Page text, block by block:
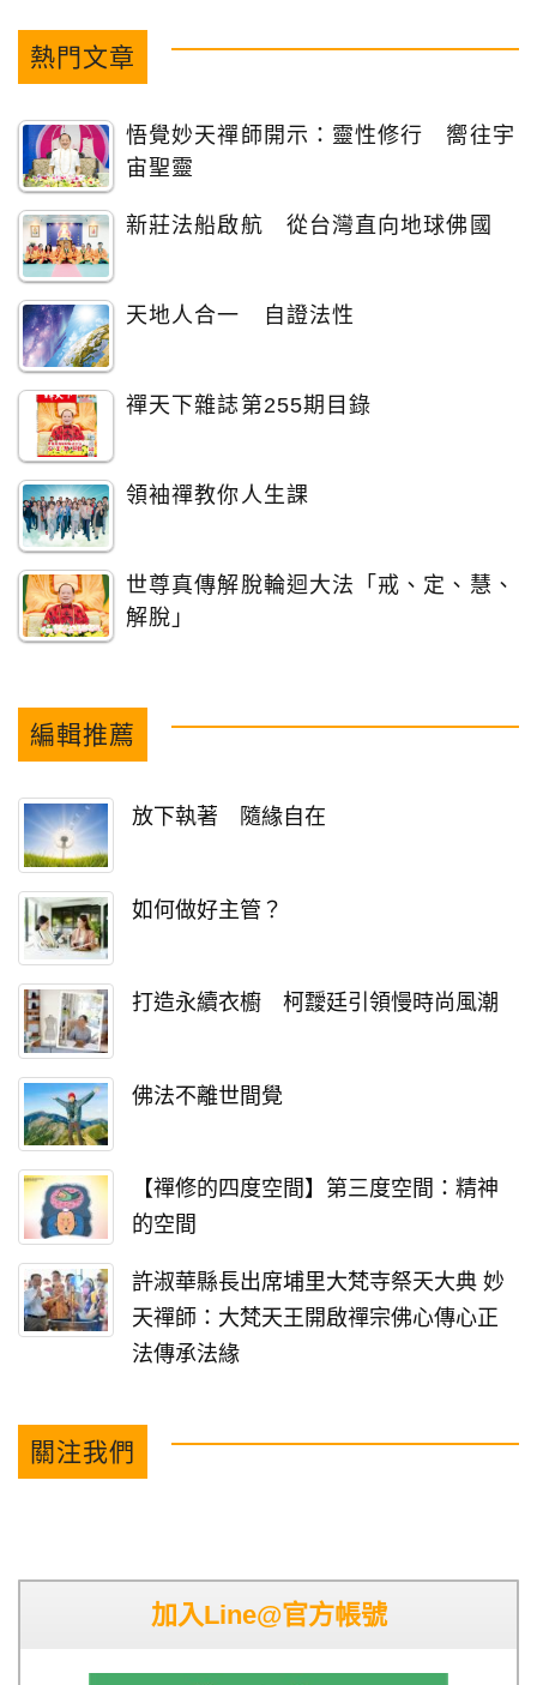
熱門文章
悟覺妙天禪師開示：靈性修行 嚮往宇
宙聖靈
新莊法船啟航 從台灣直向地球佛國
天地人合一 自證法性
禪天下雜誌第255期目錄
領袖禪教你人生課
世尊真傳解脫輪迴大法「戒、定、慧、
解脫」
編輯推薦
放下執著 隨緣自在
如何做好主管？
打造永續衣櫥 柯靉廷引領慢時尚風潮
佛法不離世間覺
【禪修的四度空間】第三度空間：精神
的空間
許淑華縣長出席埔里大梵寺祭天大典 妙
天禪師：大梵天王開啟禪宗佛心傳心正
法傳承法緣
關注我們
加入Line@官方帳號